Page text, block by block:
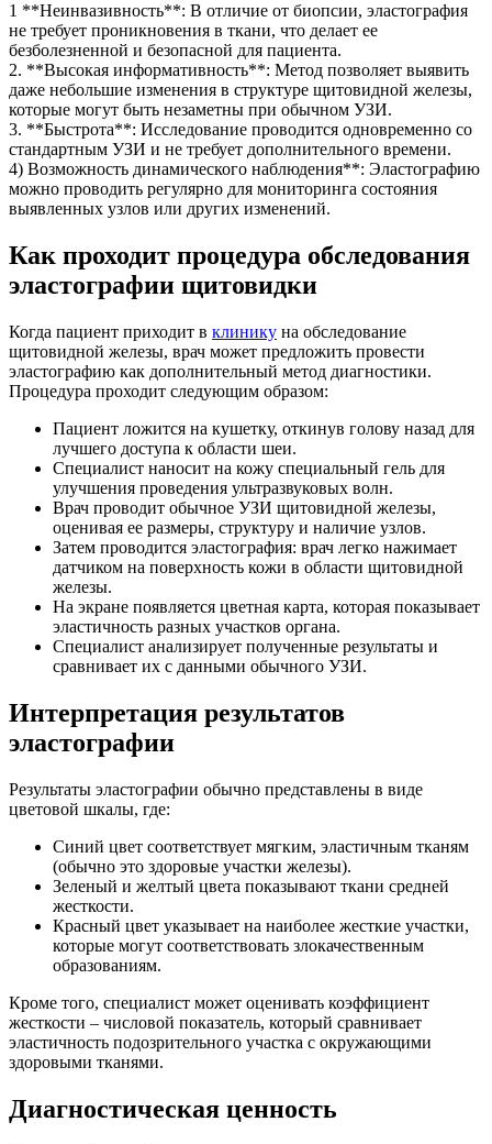
1 **Неинвазивность**: В отличие от биопсии, эластография
не требует проникновения в ткани, что делает ее
безболезненной и безопасной для пациента.
2. **Высокая информативность**: Метод позволяет выявить
даже небольшие изменения в структуре щитовидной железы,
которые могут быть незаметны при обычном УЗИ.
3. **Быстрота**: Исследование проводится одновременно со
стандартным УЗИ и не требует дополнительного времени.
4) Возможность динамического наблюдения**: Эластографию
можно проводить регулярно для мониторинга состояния
выявленных узлов или других изменений.
Как проходит процедура обследования
эластографии щитовидки
Когда пациент приходит в клинику на обследование
щитовидной железы, врач может предложить провести
эластографию как дополнительный метод диагностики.
Процедура проходит следующим образом:
Пациент ложится на кушетку, откинув голову назад для
лучшего доступа к области шеи.
Специалист наносит на кожу специальный гель для
улучшения проведения ультразвуковых волн.
Врач проводит обычное УЗИ щитовидной железы,
оценивая ее размеры, структуру и наличие узлов.
Затем проводится эластография: врач легко нажимает
датчиком на поверхность кожи в области щитовидной
железы.
На экране появляется цветная карта, которая показывает
эластичность разных участков органа.
Специалист анализирует полученные результаты и
сравнивает их с данными обычного УЗИ.
Интерпретация результатов
эластографии
Результаты эластографии обычно представлены в виде
цветовой шкалы, где:
Синий цвет соответствует мягким, эластичным тканям
(обычно это здоровые участки железы).
Зеленый и желтый цвета показывают ткани средней
жесткости.
Красный цвет указывает на наиболее жесткие участки,
которые могут соответствовать злокачественным
образованиям.
Кроме того, специалист может оценивать коэффициент
жесткости – числовой показатель, который сравнивает
эластичность подозрительного участка с окружающими
здоровыми тканями.
Диагностическая ценность